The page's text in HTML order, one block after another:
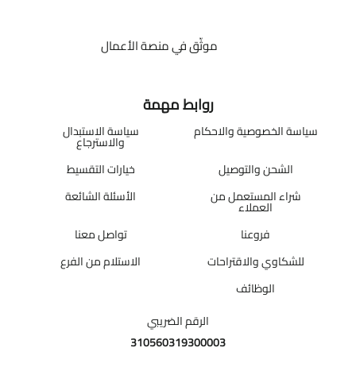
موثّق في منصة الأعمال
روابط مهمة
سياسة الخصوصية والاحكام سياسة الاستبدال
والاسترجاع
الشحن والتوصيل
خيارات التقسيط
شراء المستعمل من
العملاء
الأسئلة الشائعة
فروعنا
تواصل معنا
للشكاوي والاقتراحات
الاستلام من الفرع
الوظائف
الرقم الضريبي
310560319300003